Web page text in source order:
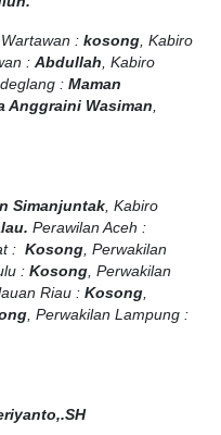
, Wartawan : kosong , Kabiro
: Abdullah , Kabiro
: Maman
Anggraini Wasiman
Simanjuntak , Kabiro
Perawilan Aceh :
: Kosong , Perwakilan
: Kosong , Perwakilan
Riau : Kosong
, Perwakilan Lampung :